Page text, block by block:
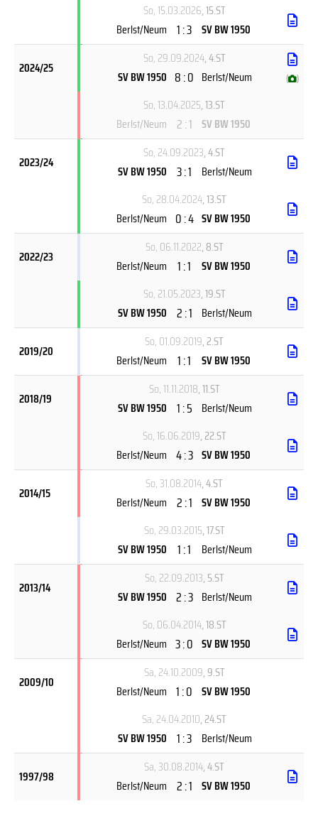
So, 15.03.2026, 15.ST
Berlst/Neum 1 : 3 SV BW 1950
2024/25
So, 29.09.2024, 4.ST
SV BW 1950 8 : 0 Berlst/Neum ( )
So, 13.04.2025, 13.ST
Berlst/Neum
2 : 1 SV BW 1950
2023/24
So, 24.09.2023, 4.ST
SV BW 1950 3 : 1
Berlst/Neum
So, 28.04.2024, 13.ST
Berlst/Neum 0 : 4 SV BW 1950
2022/23
So, 06.11.2022, 8.ST
Berlst/Neum
1 : 1
SV BW 1950
So, 21.05.2023, 19.ST
SV BW 1950 2 : 1 Berlst/Neum
2019/20
So, 01.09.2019, 2.ST
Berlst/Neum
1 : 1 SV BW 1950
2018/19
So, 11.11.2018, 11.ST
SV BW 1950 1 : 5 Berlst/Neum
So, 16.06.2019, 22.ST
Berlst/Neum 4 : 3 SV BW 1950
2014/15
So, 31.08.2014, 4.ST
Berlst/Neum 2 : 1 SV BW 1950
So, 29.03.2015, 17.ST
SV BW 1950
1 : 1 Berlst/Neum
2013/14
So, 22.09.2013, 5.ST
SV BW 1950 2 : 3 Berlst/Neum
So, 06.04.2014, 18.ST
Berlst/Neum 3 : 0 SV BW 1950
2009/10
Sa, 24.10.2009, 9.ST
Berlst/Neum 1 : 0 SV BW 1950
Sa, 24.04.2010, 24.ST
SV BW 1950 1 : 3 Berlst/Neum
1997/98
Sa, 30.08.2014, 4.ST
Berlst/Neum 2 : 1 SV BW 1950